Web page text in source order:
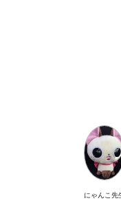
にゃんこ先